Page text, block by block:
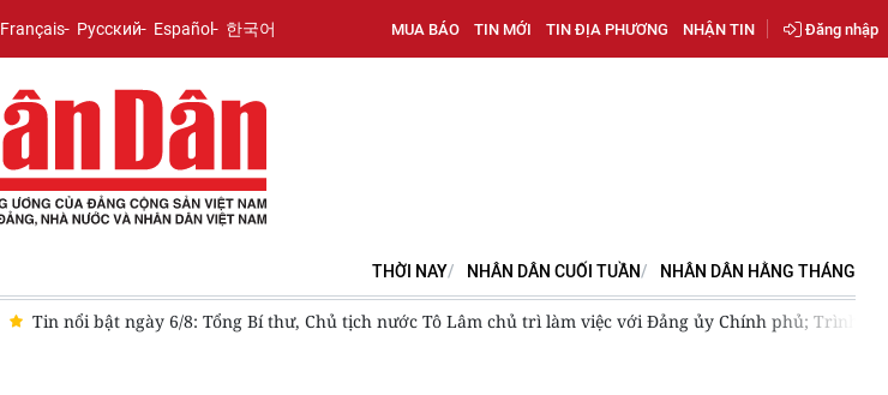
Français Русский Español 한국어 MUA BÁO TIN MỚI TIN ĐỊA PHƯƠNG NHẬN TIN Đăng nhập
THỜI NAY NHÂN DÂN CUỐI TUẦN NHÂN DÂN HẰNG THÁNG
Tin nổi bật ngày 6/8: Tổng Bí thư, Chủ tịch nước Tô Lâm chủ trì làm việc với Đảng ủy Chính phủ; Trình